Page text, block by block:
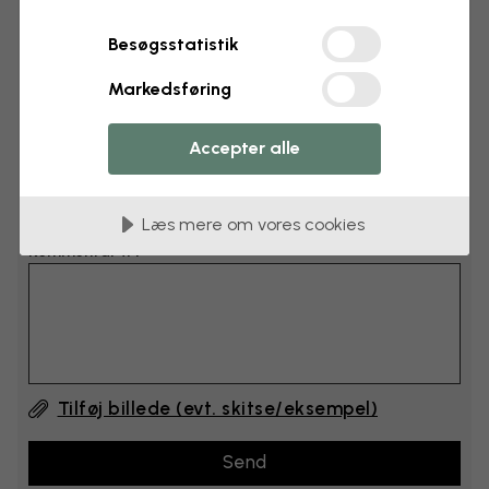
Læg 6–10 cm til både bredden og højden
Tilføj kommentarer
Kommentar #1
Tilføj billede (evt. skitse/eksempel)
Besøgsstatistik
Markedsføring
Accepter alle
Læs mere om vores cookies